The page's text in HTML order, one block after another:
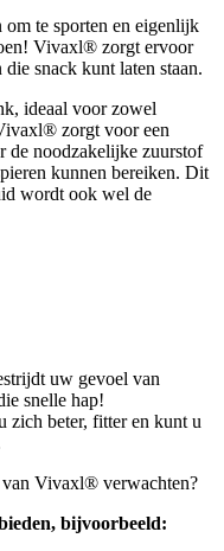
te sporten en eigenlijk
Vivaxl® zorgt ervoor
snack kunt laten staan.
ideaal voor zowel
zorgt voor een
de noodzakelijke zuurstof
kunnen bereiken. Dit
wordt ook wel de
uw gevoel van
snelle hap!
beter, fitter en kunt u
van Vivaxl® verwachten?
bijvoorbeeld: